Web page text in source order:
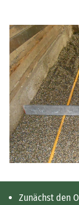
Zunächst den